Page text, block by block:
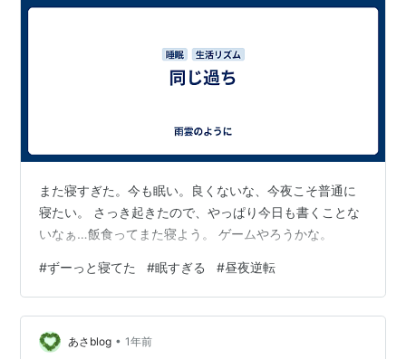
また寝すぎた。今も眠い。良くないな、今夜こそ普通に
寝たい。 さっき起きたので、やっぱり今日も書くことな
いなぁ…飯食ってまた寝よう。 ゲームやろうかな。
#ずーっと寝てた #眠すぎる #昼夜逆転
あさblog • 1年前